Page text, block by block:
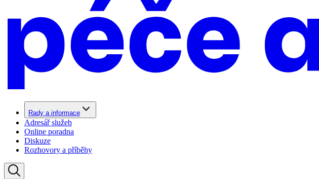
Rady a informace
Adresář služeb
Online poradna
Diskuze
Rozhovory a příběhy